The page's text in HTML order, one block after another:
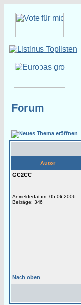
Forum
Autor
GO2CC
Anmeldedatum: 05.06.2006
Beiträge: 346
Nach oben